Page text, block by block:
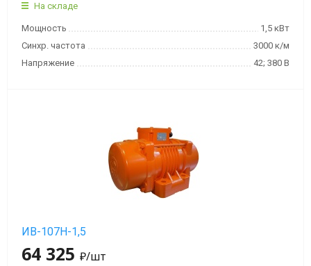
На складе
Мощность
1,5 кВт
Синхр. частота
3000 к/м
Напряжение
42; 380 В
ИВ-107Н-1,5
64 325 ₽/шт